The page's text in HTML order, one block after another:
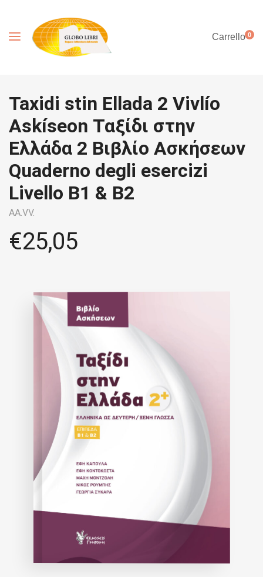
Carrello0
Taxidi stin Ellada 2 Vivlío
Askíseon Ταξίδι στην
Ελλάδα 2 Βιβλίο Ασκήσεων
Quaderno degli esercizi
Livello B1 & B2
AA.VV.
€25,05